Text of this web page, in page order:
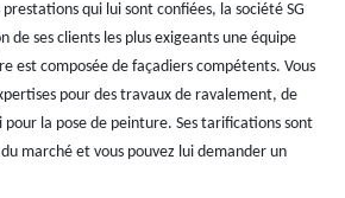
qui lui sont confiées, la société SG
de ses clients les plus exigeants une équipe
est composée de façadiers compétents. Vous
pour des travaux de ravalement, de
pour la pose de peinture. Ses tarifications sont
marché et vous pouvez lui demander un